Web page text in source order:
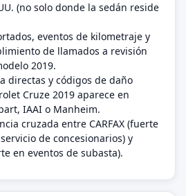
(no solo donde la sedán reside
eventos de kilometraje y
de llamados a revisión
2019.
directas y códigos de daño
Cruze 2019 aparece en
IAAI o Manheim.
cruzada entre CARFAX (fuerte
de concesionarios) y
en eventos de subasta).